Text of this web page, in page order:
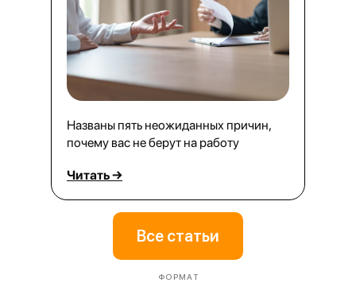
Читать →
Названы пять неожиданных причин,
почему вас не берут на работу
Все статьи
ФОРМАТ